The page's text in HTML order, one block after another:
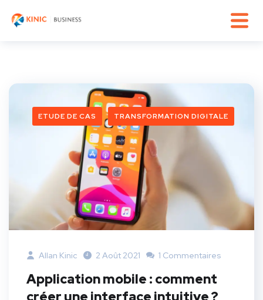
ETUDE DE CAS TRANSFORMATION DIGITALE
Allan Kinic 2 Août 2021 1 Commentaires
Application mobile : comment